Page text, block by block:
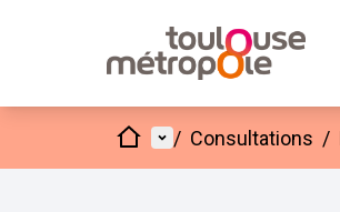
AccueilMenu principal
/ Consultations /